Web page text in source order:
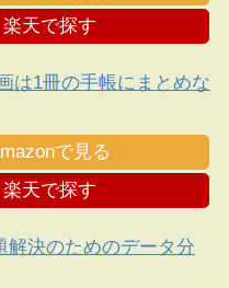
楽天で探す
は1冊の手帳にまとめな
で見る
楽天で探す
決のためのデータ分